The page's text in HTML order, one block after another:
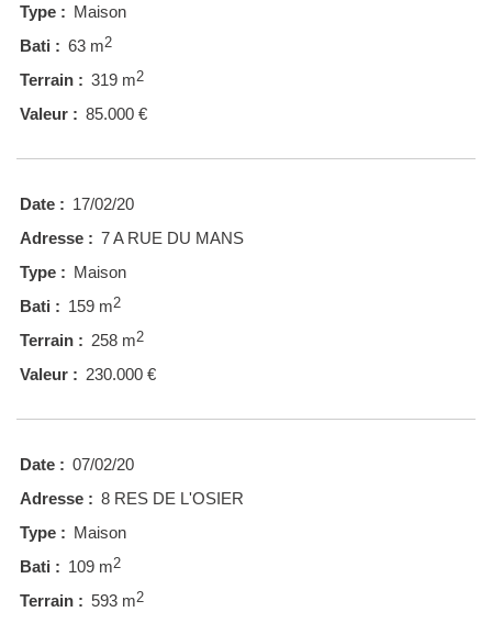
Type : Maison
Bati : 63 m2
Terrain : 319 m2
Valeur : 85.000 €
Date : 17/02/20
Adresse : 7 A RUE DU MANS
Type : Maison
Bati : 159 m2
Terrain : 258 m2
Valeur : 230.000 €
Date : 07/02/20
Adresse : 8 RES DE L'OSIER
Type : Maison
Bati : 109 m2
Terrain : 593 m2